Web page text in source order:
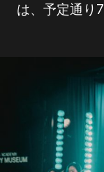
は、予定通り